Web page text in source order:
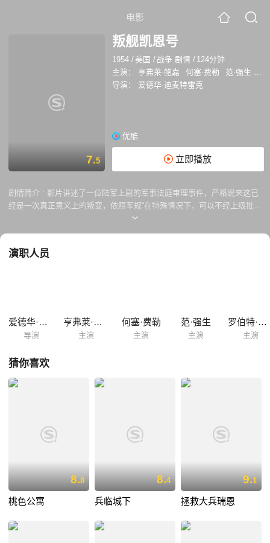
电影
7.5
叛舰凯恩号
1954 / 美国 / 战争 剧情 / 124分钟
主演：
亨弗莱·鲍嘉 何塞·费勒 范·强生
弗
导演：
爱德华·迪麦特雷克
优酷
立即播放
剧情简介 : 影片讲述了一位陆军上尉的军事法庭审理事件，严格说来这已
经是一次真正意义上的叛变，依照军规“在特殊情况下，可以不经上级批准
解除舰长的指挥权”，在凯恩号军舰因奇格舰长（亨弗莱·鲍嘉饰）的错误
想拯救他，唯一的办法就是证明奇格军官精神失常，无法很好地控制船
成，法庭戏堪称全片高潮，另外关键的台风袭舰剧情，也十分震撼、紧扣
人心。好莱坞传奇硬汉亨弗莱·鲍嘉曾在《北非谍影》中扮演正...
演职人员
爱德华·迪麦特雷克
导演
亨弗莱·鲍嘉
主演
何塞·费勒
主演
范·强生
主演
罗伯特·弗朗西斯
主演
猜你喜欢
8.8
桃色公寓
8.4
兵临城下
9.1
拯救大兵瑞恩